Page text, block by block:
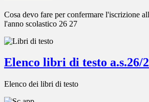
Cosa devo fare per confermare l'iscrizione
l'anno scolastico 26 27
Elenco libri di testo a.s.26/
Elenco dei libri di testo